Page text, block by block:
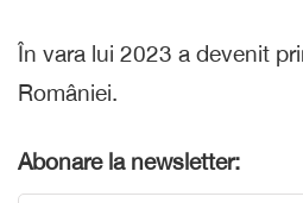
În vara lui 2023 a devenit
României.
Abonare la newsletter: